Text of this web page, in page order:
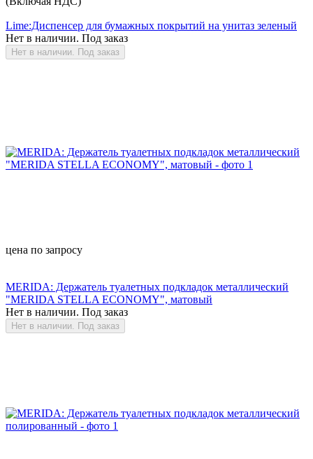
Lime:Диспенсер для бумажных покрытий на унитаз зеленый
Нет в наличии. Под заказ
Нет в наличии. Под заказ
цена по запросу
MERIDA: Держатель туалетных подкладок металлический
"MERIDA STELLA ECONOMY", матовый
Нет в наличии. Под заказ
Нет в наличии. Под заказ